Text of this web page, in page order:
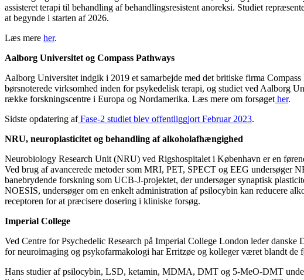
assisteret terapi til behandling af behandlingsresistent anoreksi. Studiet
at begynde i starten af 2026.
Læs mere her.
Aalborg Universitet og Compass Pathways
Aalborg Universitet indgik i 2019 et samarbejde med det britiske firma
børsnoterede virksomhed inden for psykedelisk terapi, og studiet ved Aalborg
række forskningscentre i Europa og Nordamerika. Læs mere om forsøget her.
Sidste opdatering afFase-2 studiet blev offentliggjort Februar 2023.
NRU, neuroplasticitet og behandling af alkoholafhængighed
Neurobiology Research Unit (NRU) ved Rigshospitalet i København er en
Ved brug af avancerede metoder som MRI, PET, SPECT og EEG undersøger
banebrydende forskning som UCB-J-projektet, der undersøger synaptisk
NOESIS, undersøger om en enkelt administration af psilocybin kan reducere
receptoren for at præcisere dosering i kliniske forsøg.
Imperial College
Ved Centre for Psychedelic Research på Imperial College London leder
for neuroimaging og psykofarmakologi har Erritzøe og kolleger været blandt de
Hans studier af psilocybin, LSD, ketamin, MDMA, DMT og 5-MeO-DMT